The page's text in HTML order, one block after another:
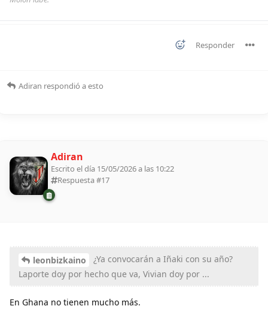
Responder
Adiran respondió a esto
Adiran
Escrito el día 15/05/2026 a las 10:22
Respuesta #17
leonbizkaino
¿Ya convocarán a Iñaki con su año?
Laporte doy por hecho que va, Vivian doy por ...
En Ghana no tienen mucho más.